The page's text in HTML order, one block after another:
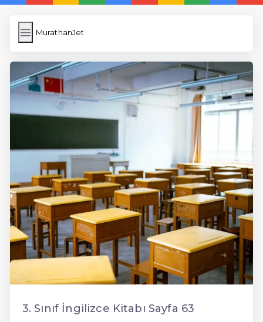
MurathanJet
MurathanJet
Subir Imagen
Wordpress Cache
5 Günde İngilizce
İngilizce
Dil Eğitimi
En Hızlı İngilizce
En Kolay İngilizce
En Ucuz İngilizce
En Uygun İngilizce
3. Sınıf İngilizce Kitabı Sayfa 63